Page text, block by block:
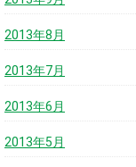
2013年8月
2013年7月
2013年6月
2013年5月